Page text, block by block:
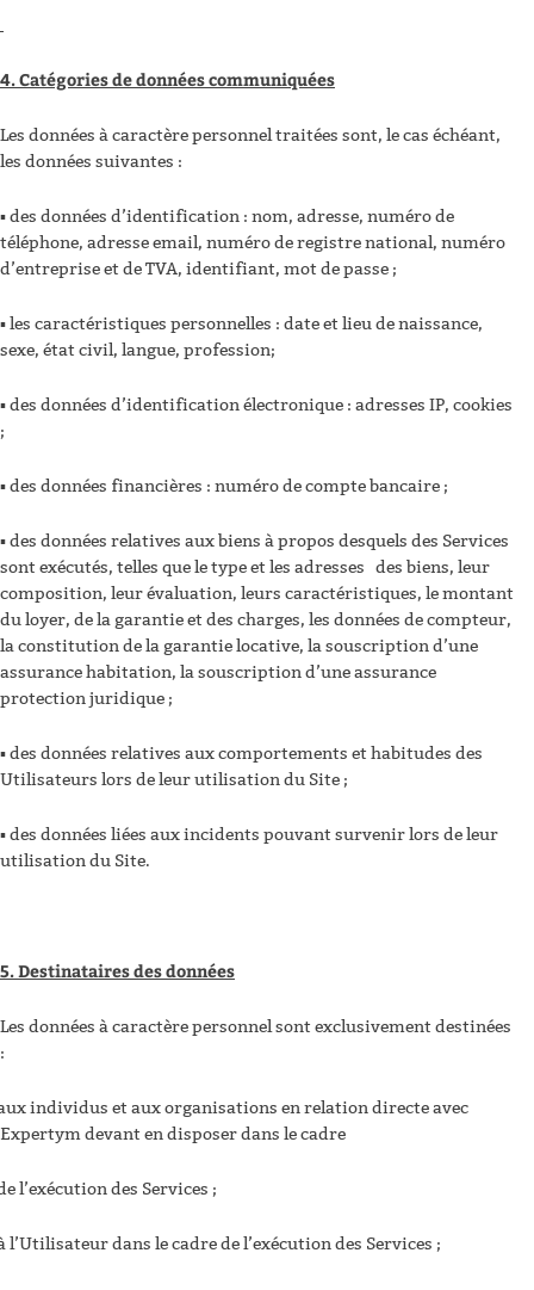
4. Catégories de données communiquées
Les données à caractère personnel traitées sont, le cas échéant,
les données suivantes :
▪ des données d’identification : nom, adresse, numéro de
téléphone, adresse email, numéro de registre national, numéro
d’entreprise et de TVA, identifiant, mot de passe ;
▪ les caractéristiques personnelles : date et lieu de naissance,
sexe, état civil, langue, profession;
▪ des données d’identification électronique : adresses IP, cookies
;
▪ des données financières : numéro de compte bancaire ;
▪ des données relatives aux biens à propos desquels des Services
sont exécutés, telles que le type et les adresses des biens, leur
composition, leur évaluation, leurs caractéristiques, le montant
du loyer, de la garantie et des charges, les données de compteur,
la constitution de la garantie locative, la souscription d’une
assurance habitation, la souscription d’une assurance
protection juridique ;
▪ des données relatives aux comportements et habitudes des
Utilisateurs lors de leur utilisation du Site ;
▪ des données liées aux incidents pouvant survenir lors de leur
utilisation du Site.
5. Destinataires des données
Les données à caractère personnel sont exclusivement destinées
:
individus et aux organisations en relation directe avec
Expertym devant en disposer dans le cadre
l’exécution des Services ;
l’Utilisateur dans le cadre de l’exécution des Services ;